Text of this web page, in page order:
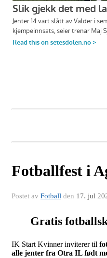
Fotballfest i
Postet av Fotball den 17. jul
Gratis
IK Start Kvinner inviterer til
alle jenter fra Otra IL født